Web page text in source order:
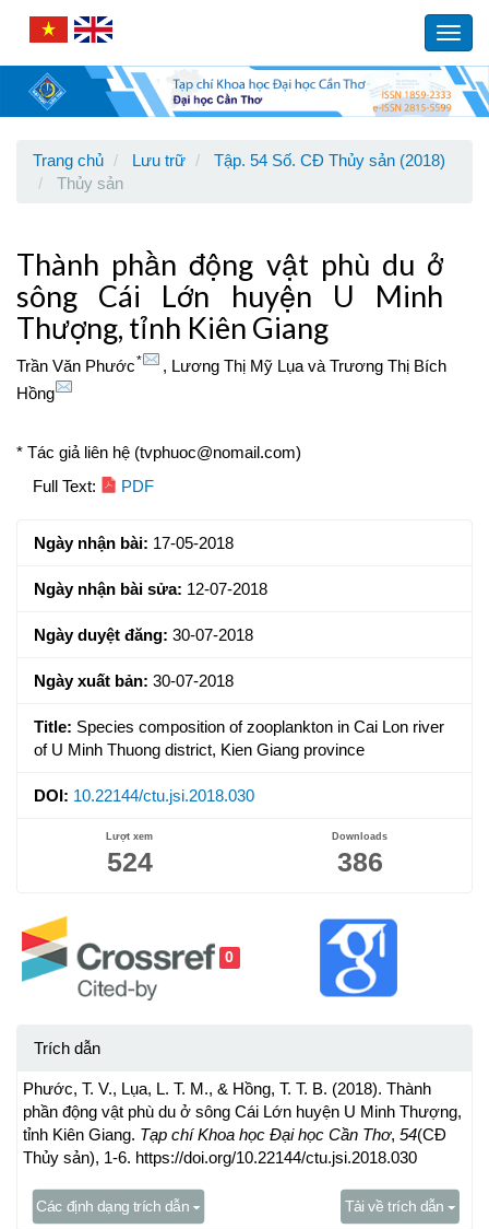
Navigation
Content
Sidebar
Trang chủ Lưu trữ
Tập. 54 Số. CĐ Thủy sản (2018)
Thủy sản
Thành phần động vật phù du ở
sông Cái Lớn huyện U Minh
Thượng, tỉnh Kiên Giang
Trần Văn Phước* , Lương Thị Mỹ Lụa và Trương Thị Bích
Hồng
* Tác giả liên hệ (tvphuoc@nomail.com)
Article
Full Text: PDF
Ngày nhận bài: 17-05-2018
Ngày nhận bài sửa: 12-07-2018
Ngày duyệt đăng: 30-07-2018
Ngày xuất bản: 30-07-2018
Title: Species composition of zooplankton in Cai Lon river
of U Minh Thuong district, Kien Giang province
DOI: 10.22144/ctu.jsi.2018.030
Lượt xem
524
Downloads
386
0
Trích dẫn
Phước, T. V., Lụa, L. T. M., & Hồng, T. T. B. (2018). Thành
phần động vật phù du ở sông Cái Lớn huyện U Minh Thượng,
tỉnh Kiên Giang. Tạp chí Khoa học Đại học Cần Thơ, 54(CĐ
Thủy sản), 1-6. https://doi.org/10.22144/ctu.jsi.2018.030
Các định dạng trích dẫn Tải về trích dẫn